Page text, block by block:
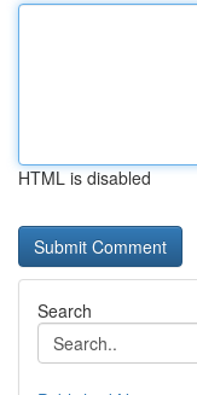
HTML is disabled
Search